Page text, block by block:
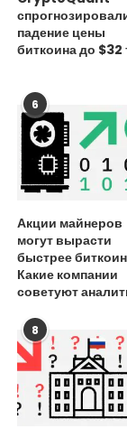
падение цены
биткоина до $32
6
Акции майнеров
могут вырасти
быстрее
Какие компании
советуют
8